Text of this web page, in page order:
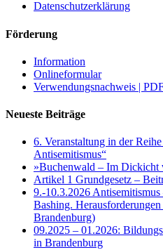
Datenschutzerklärung
Förderung
Information
Onlineformular
Verwendungsnachweis |
Neueste Beiträge
6. Veranstaltung in der
Antisemitismus“
»Buchenwald – Im Dickicht
Artikel 1 Grundgesetz –
9.-10.3.2026
Bashing.
Brandenburg)
09.2025 – 01.2026:
in Brandenburg